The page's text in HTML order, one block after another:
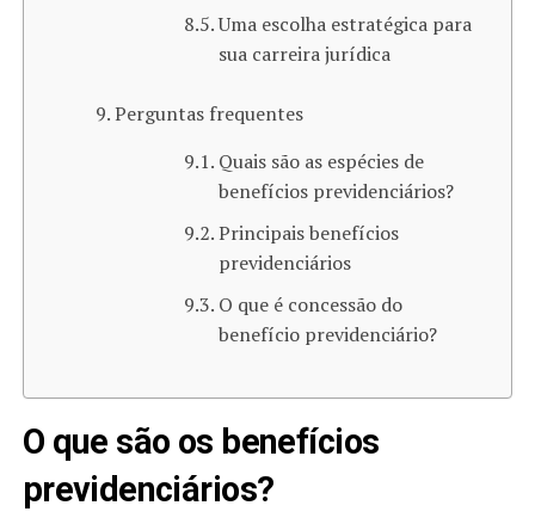
Uma escolha estratégica para
sua carreira jurídica
Perguntas frequentes
Quais são as espécies de
benefícios previdenciários?
Principais benefícios
previdenciários
O que é concessão do
benefício previdenciário?
O que são os benefícios
previdenciários?